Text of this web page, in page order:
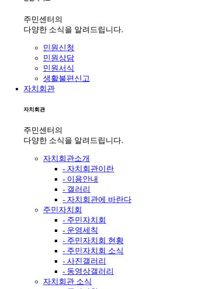
주민센터의
다양한 소식을 알려드립니다.
민원신청
민원상담
민원서식
생활불편신고
자치회관
자치회관
주민센터의
다양한 소식을 알려드립니다.
자치회관소개
- 자치회관이란
- 이용안내
- 갤러리
- 자치회관에 바란다
주민자치회
- 주민자치회
- 운영세칙
- 주민자치회 현황
- 주민자치회 소식
- 사진갤러리
- 동영상갤러리
자치회관 소식